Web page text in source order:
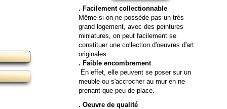
. Facilement collectionnable
Même si on ne possède pas un très
grand logement, avec des peintures
miniatures, on peut facilement se
constituer une collection d'oeuvres d'art
originales.
. Faible encombrement
En effet, elle peuvent se poser sur un
meuble ou s'accrocher au mur en ne
prenant que peu de place.
. Oeuvre de qualité